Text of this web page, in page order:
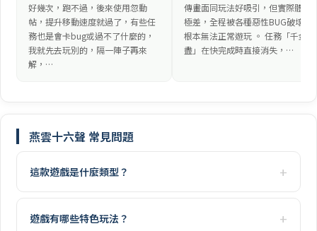
好幾次，跑不過，後來使用忽動
帖，提升移動速度就過了，有些任
務也是會卡bug或過不了什麼的，
我就先去玩別的，隔一陣子再來
解，…
傳畫面同玩法好吸引，但實際體驗
極差，全程被各種惡性BUG破壞，
根本無法正常遊玩 。 任務「千金散
盡」在快完成時直接消失，…
燕雲十六聲 常見問題
這款遊戲是什麼類型？
遊戲有哪些特色玩法？